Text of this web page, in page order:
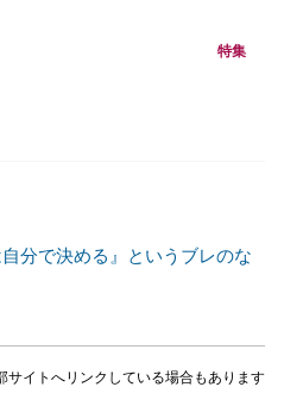
特集
分で決める』というブレのな
サイトへリンクしている場合もあります